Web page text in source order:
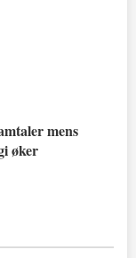
mens
øker